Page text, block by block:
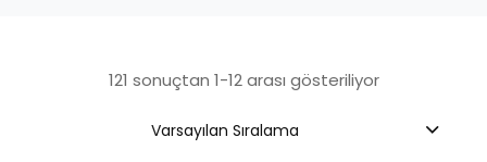
121 sonuçtan 1-12 arası gösteriliyor
Varsayılan Sıralama